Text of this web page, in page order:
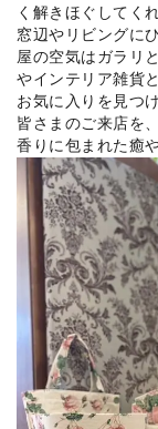
く解きほぐしてく
窓辺やリビングに
屋の空気はガラリ
やインテリア雑貨
お気に入りを見つ
皆さまのご来店を
香りに包まれた癒